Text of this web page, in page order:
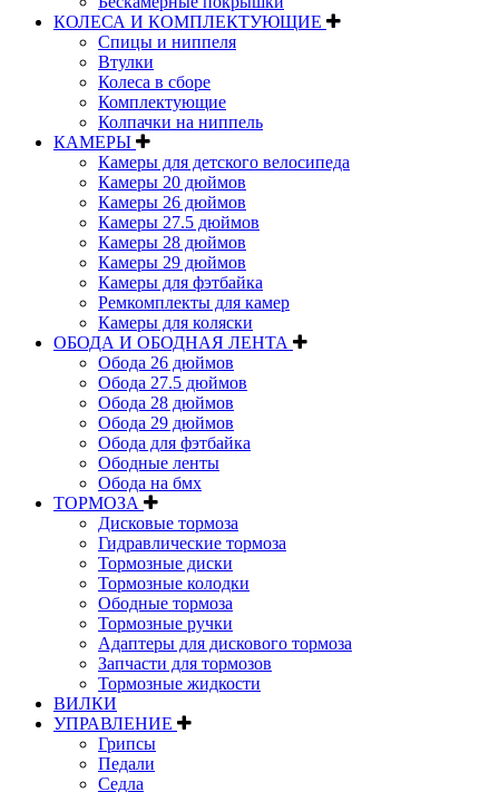
КОЛЕСА И КОМПЛЕКТУЮЩИЕ
Спицы и ниппеля
Втулки
Колеса в сборе
Комплектующие
Колпачки на ниппель
КАМЕРЫ
Камеры для детского велосипеда
Камеры 20 дюймов
Камеры 26 дюймов
Камеры 27.5 дюймов
Камеры 28 дюймов
Камеры 29 дюймов
Камеры для фэтбайка
Ремкомплекты для камер
Камеры для коляски
ОБОДА И ОБОДНАЯ ЛЕНТА
Обода 26 дюймов
Обода 27.5 дюймов
Обода 28 дюймов
Обода 29 дюймов
Обода для фэтбайка
Ободные ленты
Обода на бмх
ТОРМОЗА
Дисковые тормоза
Гидравлические тормоза
Тормозные диски
Тормозные колодки
Ободные тормоза
Тормозные ручки
Адаптеры для дискового тормоза
Запчасти для тормозов
Тормозные жидкости
ВИЛКИ
УПРАВЛЕНИЕ
Грипсы
Педали
Седла